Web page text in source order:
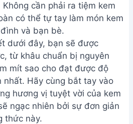
cần phải ra tiệm kem
có thể tự tay làm món kem
và bạn bè.
dưới đây, bạn sẽ được
từ khâu chuẩn bị nguyên
mít sao cho đạt được độ
nhất. Hãy cùng bắt tay vào
hương vị tuyệt vời của kem
ngạc nhiên bởi sự đơn giản
thức này.